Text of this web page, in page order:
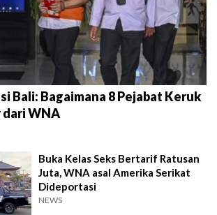
Bali: Bagaimana 8 Pejabat Keruk
WNA
Buka Kelas Seks Bertarif Ratusan
Juta, WNA asal Amerika Serikat
Dideportasi
NEWS